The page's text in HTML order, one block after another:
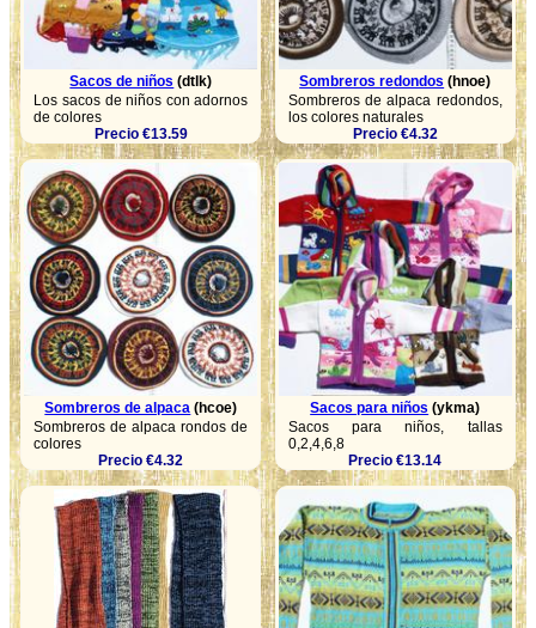
Sacos de niños (dtlk)
Los sacos de niños con adornos
de colores
Precio €13.59
Sombreros redondos (hnoe)
Sombreros de alpaca redondos,
los colores naturales
Precio €4.32
Sombreros de alpaca (hcoe)
Sombreros de alpaca rondos de
colores
Precio €4.32
Sacos para niños (ykma)
Sacos para niños, tallas
0,2,4,6,8
Precio €13.14